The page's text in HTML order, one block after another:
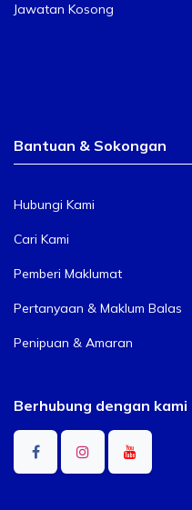
Jawatan Kosong
Bantuan & Sokongan
Hubungi Kami
Cari Kami
Pemberi Maklumat
Pertanyaan & Maklum Balas
Penipuan & Amaran
Berhubung dengan kami